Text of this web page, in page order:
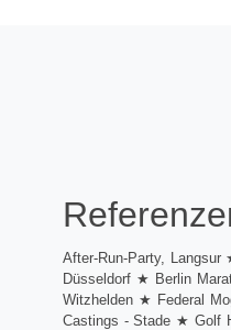
After-Run-Party,
Düsseldorf ★ Berlin
Witzhelden ★ Federal
Castings - Stade ★ Golf